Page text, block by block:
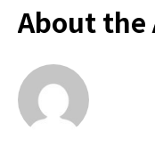
About